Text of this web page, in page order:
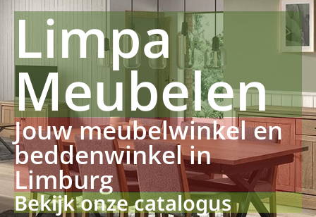
Limpa
Meubelen
Jouw meubelwinkel en
beddenwinkel in
Limburg
Bekijk onze catalogus